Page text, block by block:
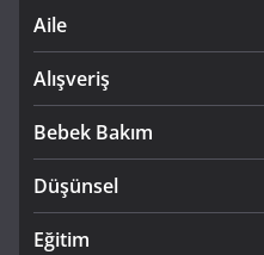
Aile
Alışveriş
Bebek Bakım
Düşünsel
Eğitim